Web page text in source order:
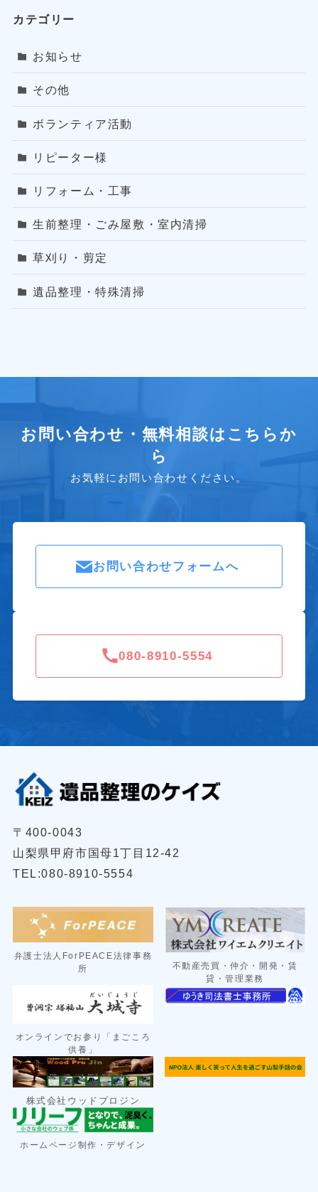
カテゴリー
お知らせ
その他
ボランティア活動
リピーター様
リフォーム・工事
生前整理・ごみ屋敷・室内清掃
草刈り・剪定
遺品整理・特殊清掃
お問い合わせ・無料相談はこちらか
ら
お気軽にお問い合わせください。
お問い合わせフォームへ
080-8910-5554
〒400-0043
山梨県甲府市国母1丁目12-42
TEL:080-8910-5554
弁護士法人ForPEACE法律事務
所
不動産売買・仲介・開発・賃
貸・管理業務
オンラインでお参り「まごころ
供養」
株式会社ウッドプロジン
ホームページ制作・デザイ ン